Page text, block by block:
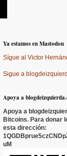
Ya estamos en Mastodon
Sígue al Victor
Sigue a
Apoya a
Apoya a
Bitcoins. Para donar
esta dirección:
uM